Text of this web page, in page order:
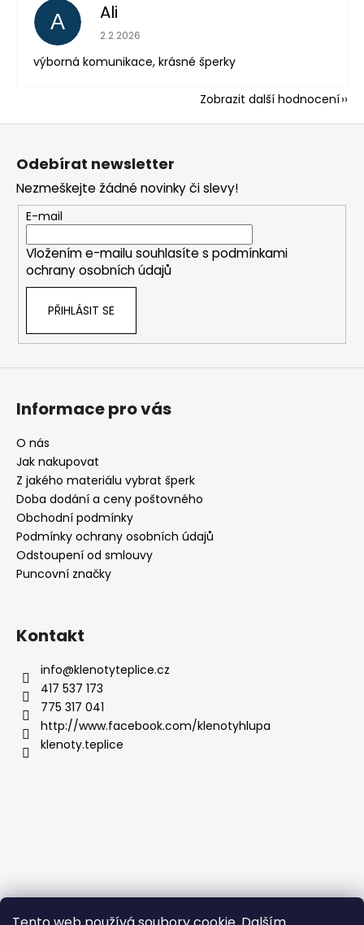
A Ali
Hodnocení obchodu je 5 z 5 hvězdiček.
2.2.2026
výborná komunikace, krásné šperky
Zobrazit další hodnocení
Z
Odebírat newsletter
Nezmeškejte žádné novinky či slevy!
E-mail
Vložením e-mailu souhlasíte s podmínkami
ochrany osobních údajů
PŘIHLÁSIT SE
Informace pro vás
O nás
Jak nakupovat
Z jakého materiálu vybrat šperk
Doba dodání a ceny poštovného
Obchodní podmínky
Podmínky ochrany osobních údajů
Odstoupení od smlouvy
Puncovní značky
Kontakt
info@klenotyteplice.cz
417 537 173
775 317 041
http://www.facebook.com/klenotyhlupa
klenoty.teplice